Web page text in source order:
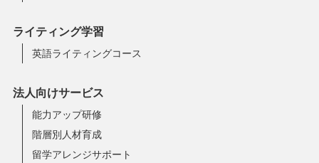
ライティング学習
英語ライティングコース
法人向けサービス
能力アップ研修
階層別人材育成
留学アレンジサポート